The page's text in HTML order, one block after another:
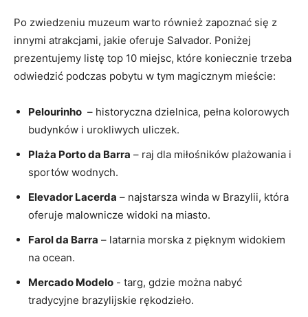
Po zwiedzeniu muzeum warto również zapoznać się z
innymi atrakcjami, jakie oferuje Salvador. Poniżej
prezentujemy listę top 10 miejsc, które koniecznie⁤ trzeba ​
odwiedzić podczas pobytu w tym magicznym ⁤mieście:
Pelourinho ​ – historyczna⁤ dzielnica,‌ pełna⁤ kolorowych
⁣budynków i urokliwych​ uliczek.
Plaża​ Porto da ⁣Barra – raj dla miłośników plażowania i
sportów wodnych.
Elevador Lacerda – ⁢najstarsza winda​ w Brazylii, która
oferuje malownicze widoki na miasto.
Farol da Barra – latarnia morska z pięknym widokiem
na ocean.
Mercado Modelo ‍- targ, gdzie można nabyć
⁣tradycyjne brazylijskie ⁣rękodzieło.